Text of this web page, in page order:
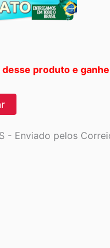
produto e
- Enviado pelos